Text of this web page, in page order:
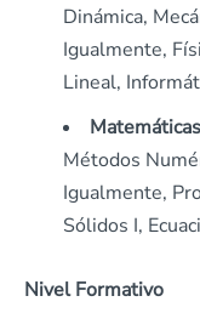
Dinámica,
Igualmente,
Lineal,
Métodos
Igualmente,
Sólidos I,
Nivel Formativo